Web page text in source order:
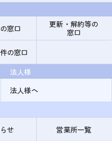
窓口
更新・解約等の
窓口
の窓口
法人様
法人様へ
せ 営業所一覧